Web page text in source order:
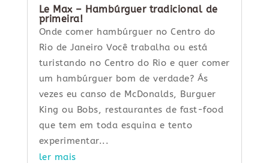
Le Max – Hambúrguer tradicional de
primeira!
Onde comer hambúrguer no Centro do
Rio de Janeiro Você trabalha ou está
turistando no Centro do Rio e quer comer
um hambúrguer bom de verdade? Ás
vezes eu canso de McDonalds, Burguer
King ou Bobs, restaurantes de fast-food
que tem em toda esquina e tento
experimentar...
ler mais